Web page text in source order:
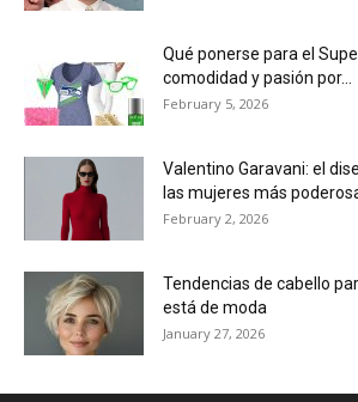
Qué ponerse para el
comodidad y pasión por...
February 5, 2026
Valentino Garavani: el
las mujeres más
February 2, 2026
Tendencias de cabello
está de moda
January 27, 2026